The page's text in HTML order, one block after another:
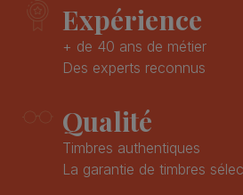
Expérience
+ de 40 ans de métier
Des experts reconnus
Qualité
Timbres authentiques
La garantie de timbres